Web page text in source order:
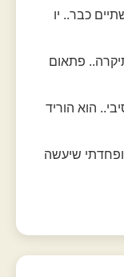
כבר.. יו
פתאום
הוא הוריד
שיעשה